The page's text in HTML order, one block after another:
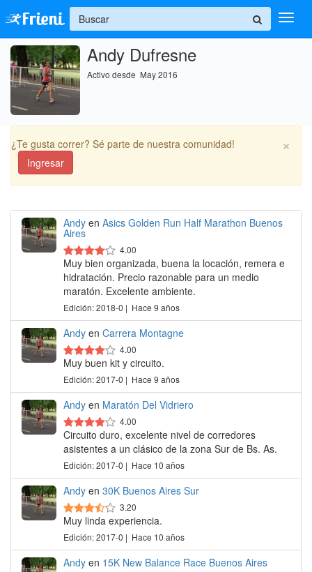
Ingresar
Inicio
Ayuda
+
Andy Dufresne
Activo desde May 2016
×
¿Te gusta correr? Sé parte de nuestra comunidad!
Ingresar
Andy en Asics Golden Run Half Marathon Buenos
Aires
4.00
Muy bien organizada, buena la locación, remera e
hidratación. Precio razonable para un medio
maratón. Excelente ambiente.
Edición: 2018-0 | Hace 9 años
Andy en Carrera Montagne
4.00
Muy buen kit y circuito.
Edición: 2017-0 | Hace 9 años
Andy en Maratón Del Vidriero
4.00
Circuito duro, excelente nivel de corredores
asistentes a un clásico de la zona Sur de Bs. As.
Edición: 2017-0 | Hace 10 años
Andy en 30K Buenos Aires Sur
3.20
Muy linda experiencia.
Edición: 2017-0 | Hace 10 años
Andy en 15K New Balance Race Buenos Aires